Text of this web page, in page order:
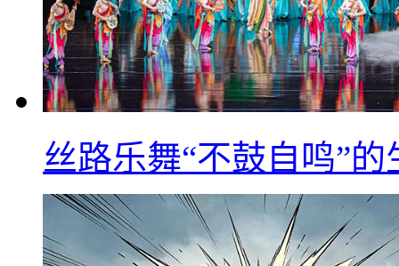
丝路乐舞“不鼓自鸣”